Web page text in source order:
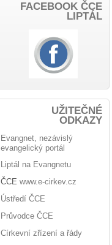
FACEBOOK ČCE
LIPTÁL
UŽITEČNÉ
ODKAZY
Evangnet, nezávislý
evangelický portál
Liptál na Evangnetu
ČCEwww.e-cirkev.cz
Ústředí ČCE
Průvodce ČCE
Církevní zřízení a řády